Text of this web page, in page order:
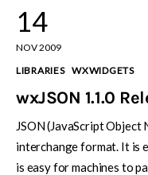
14
NOV 2009
LIBRARIES WXWIDGETS
wxJSON 1.1.0
JSON (JavaScript
interchange format. It is
is easy for machines to